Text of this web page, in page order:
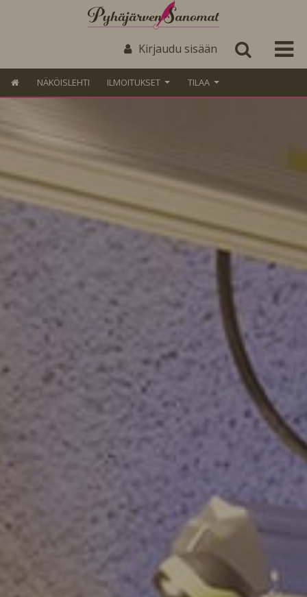
Kirjaudu sisään
NÄKÖISLEHTI ILMOITUKSET TILAA